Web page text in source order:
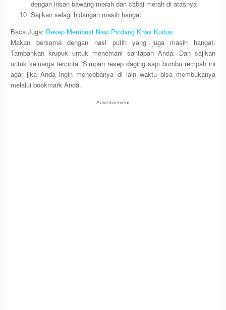
dengan irisan bawang merah dan cabai merah di atasnya
Sajikan selagi hidangan masih hangat
Baca Juga: Resep Membuat Nasi Pindang Khas Kudus
Makan bersama dengan nasi putih yang juga masih hangat.
Tambahkan krupuk untuk menemani santapan Anda. Dan sajikan
untuk keluarga tercinta. Simpan resep daging sapi bumbu rempah ini
agar jika Anda ingin mencobanya di lain waktu bisa membukanya
melalui bookmark Anda.
Advertisement